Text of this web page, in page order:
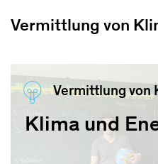
Vermittlung von
Vermittlung von
Klima und